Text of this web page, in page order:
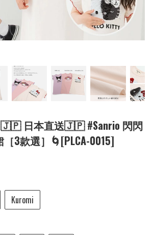
🇯🇵 日本直送🇯🇵 #Sanrio 閃閃
3款選］🌀[PLCA-0015]
Kuromi